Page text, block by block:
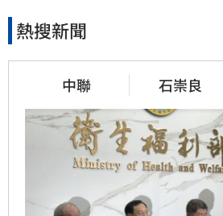
熱搜新聞
中聯 石崇良